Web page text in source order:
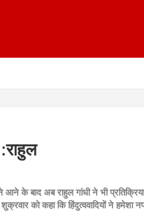
आने के बाद अब राहुल गांधी ने भी
को कहा कि हिंदुत्ववादियों ने